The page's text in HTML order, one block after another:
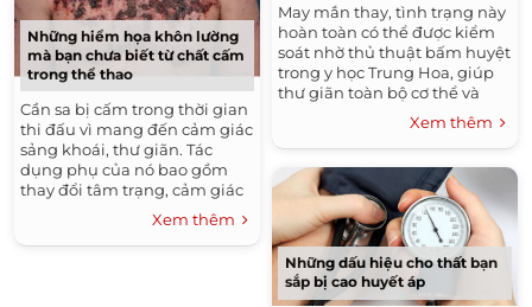
Những hiểm họa khôn lường
mà bạn chưa biết từ chất cấm
trong thể thao
Cần sa bị cấm trong thời gian
thi đấu vì mang đến cảm giác
sảng khoái, thư giãn. Tác
dụng phụ của nó bao gồm
thay đổi tâm trạng, cảm giác
hoang mang lo lắng, suy
giảm trí nhớ, viêm phế quản
mạn tính; ung thư phổi,
Xem thêm
May mắn thay, tình trạng này
hoàn toàn có thể được kiểm
soát nhờ thủ thuật bấm huyệt
trong y học Trung Hoa, giúp
thư giãn toàn bộ cơ thể và
thúc đẩy tuần hoàn máu. Khi
rơi vào trạng thái tim loạn
nhịp, bạn hãy nhanh chóng
ấn vào huyệt đản trung.
Xem thêm
Những dấu hiệu cho thất bạn
sắp bị cao huyết áp